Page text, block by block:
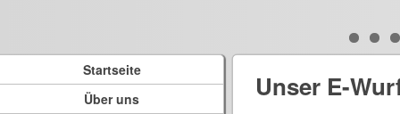
Startseite
Über uns
Unser E-